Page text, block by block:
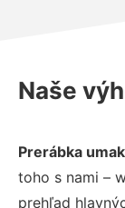
Naše
Prerábka
toho s nami –
prehľad